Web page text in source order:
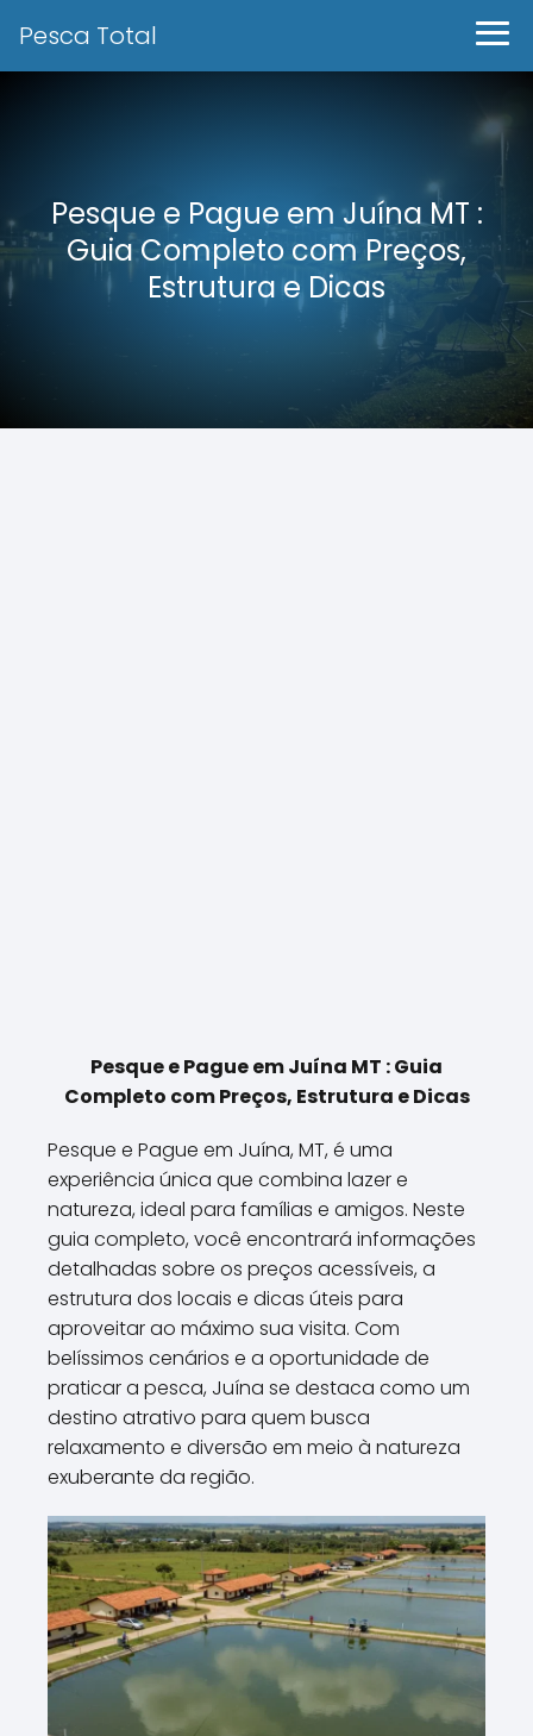
Pesca Total
Pesque e Pague em Juína MT :
Guia Completo com Preços,
Estrutura e Dicas
Pesque e Pague em Juína MT : Guia
Completo com Preços, Estrutura e Dicas
Pesque e Pague em Juína, MT, é uma
experiência única que combina lazer e
natureza, ideal para famílias e amigos. Neste
guia completo, você encontrará informações
detalhadas sobre os preços acessíveis, a
estrutura dos locais e dicas úteis para
aproveitar ao máximo sua visita. Com
belíssimos cenários e a oportunidade de
praticar a pesca, Juína se destaca como um
destino atrativo para quem busca
relaxamento e diversão em meio à natureza
exuberante da região.